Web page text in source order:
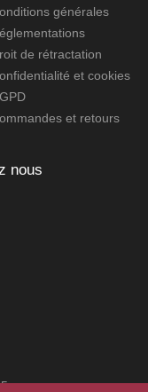
générales
de rétractation
et cookies
et retours
nous